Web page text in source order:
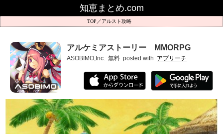
知恵まとめ.com
アルスト攻略
アルケミアストーリー MMORPG
ASOBIMO,Inc. 無料 posted with アプリーチ